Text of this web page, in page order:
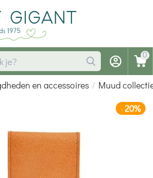
0
en accessoires / Muud
-20%